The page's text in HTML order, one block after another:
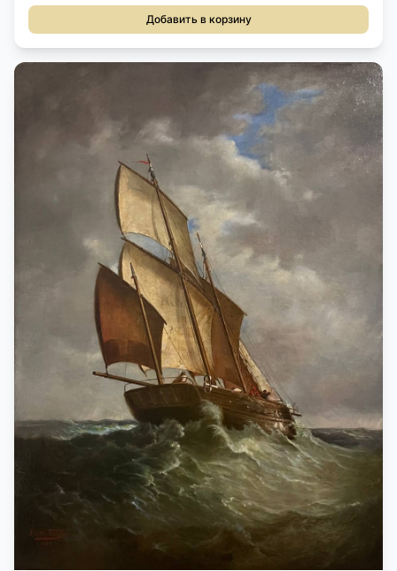
Добавить в корзину